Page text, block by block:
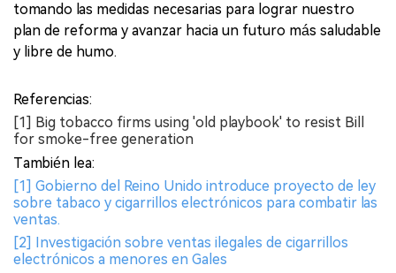
tomando las medidas necesarias para lograr nuestro
plan de reforma y avanzar hacia un futuro más saludable
y libre de humo.
Referencias:
[1] Big tobacco firms using 'old playbook' to resist Bill
for smoke-free generation
También lea:
[1] Gobierno del Reino Unido introduce proyecto de ley
sobre tabaco y cigarrillos electrónicos para combatir las
ventas.
[2] Investigación sobre ventas ilegales de cigarrillos
electrónicos a menores en Gales